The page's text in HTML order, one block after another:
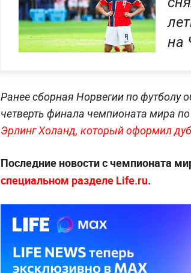
на
Ранее сборная Норвегии по
четверть финала чемпионата мира по
Эрлинг Холанд, который оформил
Последние новости с чемпионата
специальном разделе Life.ru.